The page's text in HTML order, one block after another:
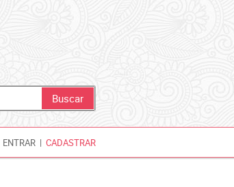
ENTRAR | CADASTRAR